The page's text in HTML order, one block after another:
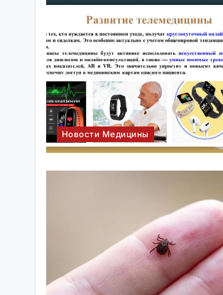
Директор НМИЦ онкологии
имени Блохина удостоен
ордена «За заслуги перед
Отечеством»
выбрать средство для
уничтожения насекомых
Новости Медицины